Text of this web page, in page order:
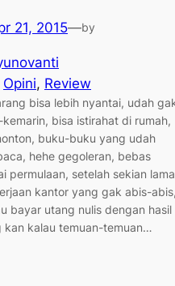
21, 2015—by
Opini, Review
bisa lebih nyantai, udah
bisa istirahat di rumah,
buku-buku yang udah
hehe gegoleran, bebas
permulaan, setelah sekian lama
kantor yang gak abis-
bayar utang nulis dengan hasil
kan kalau temuan-temuan…